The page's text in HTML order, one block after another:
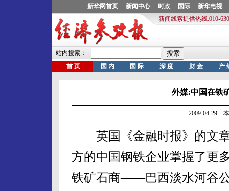
外媒:中国在铁
2009-04-29
英国《金融时报》的文章
方的中国钢铁企业掌握了更
铁矿石商——巴西淡水河谷